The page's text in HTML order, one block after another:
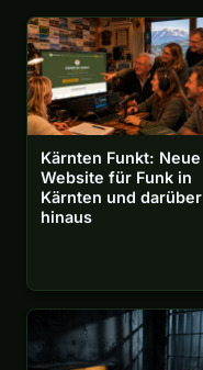
Kärnten Funkt: Neue
Website für Funk in
Kärnten und darüber
hinaus